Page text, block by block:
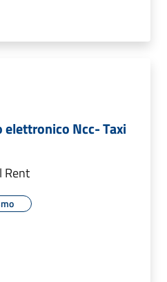
Ncc- Taxi
Rent